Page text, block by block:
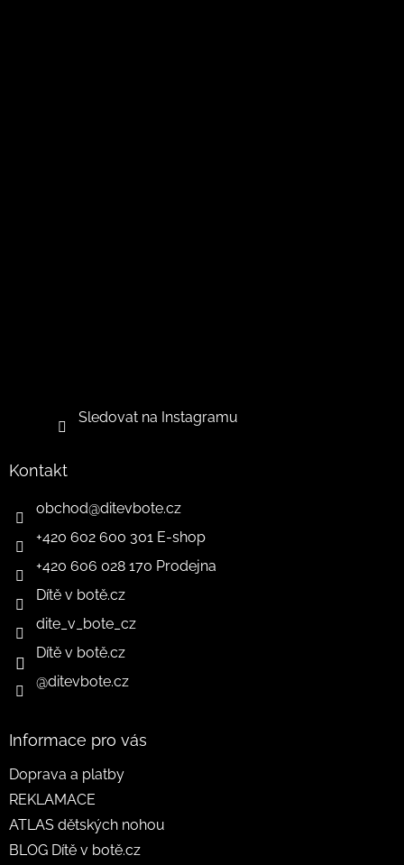
Sledovat na Instagramu
Kontakt
obchod@ditevbote.cz
+420 602 600 301 E-shop
+420 606 028 170 Prodejna
Dítě v botě.cz
dite_v_bote_cz
Dítě v botě.cz
@ditevbote.cz
Informace pro vás
Doprava a platby
REKLAMACE
ATLAS dětských nohou
BLOG Dítě v botě.cz